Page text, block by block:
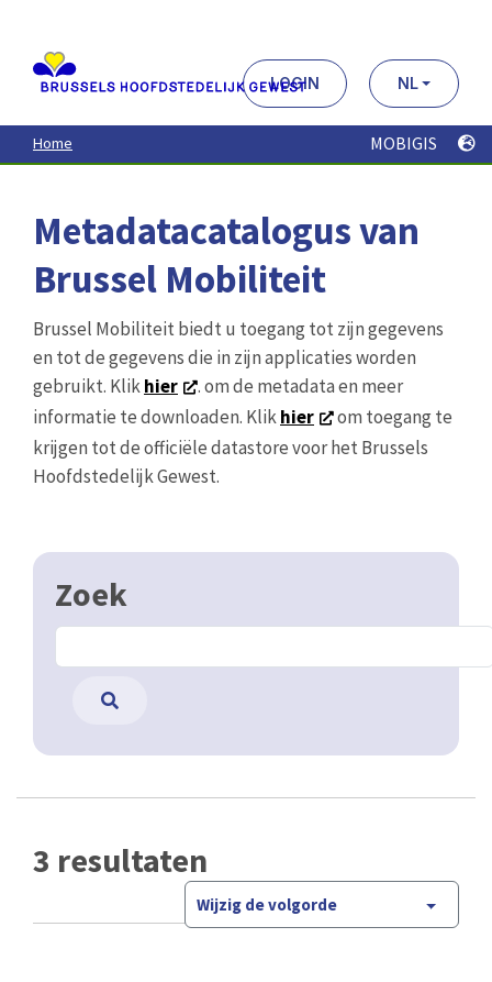
contenu
principal
LOGIN NL
Home MOBIGIS
Metadatacatalogus van
Brussel Mobiliteit
Brussel Mobiliteit biedt u toegang tot zijn gegevens
en tot de gegevens die in zijn applicaties worden
gebruikt. Klikhier
. om de metadata en meer
informatie te downloaden. Klikhier
om toegang te
krijgen tot de officiële datastore voor het Brussels
Hoofdstedelijk Gewest.
Zoek
3 resultaten
Wijzig de volgorde